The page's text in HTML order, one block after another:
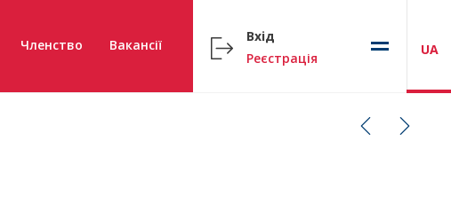
Членство Вакансії
Вхід
Реєстрація
UA